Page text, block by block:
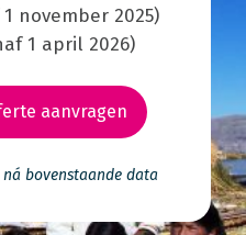
november 2025)
1 april 2026)
aanvragen
bovenstaande data